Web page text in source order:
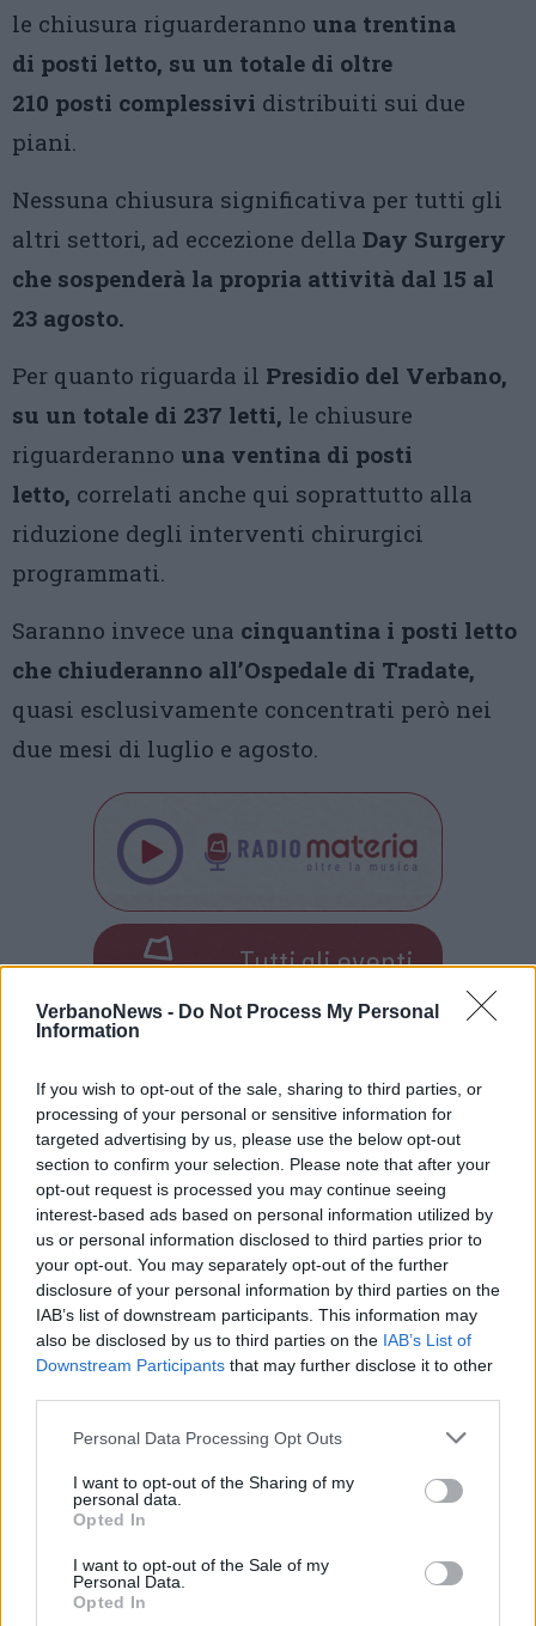
VerbanoNews - Do Not Process My Personal
Information
If you wish to opt-out of the sale, sharing to third parties, or
processing of your personal or sensitive information for
targeted advertising by us, please use the below opt-out
section to confirm your selection. Please note that after your
opt-out request is processed you may continue seeing
interest-based ads based on personal information utilized by
us or personal information disclosed to third parties prior to
your opt-out. You may separately opt-out of the further
disclosure of your personal information by third parties on the
IAB’s list of downstream participants. This information may
also be disclosed by us to third parties on the IAB’s List of
Downstream Participants that may further disclose it to other
Personal Data Processing Opt Outs
I want to opt-out of the Sharing of my
personal data.
Opted In
I want to opt-out of the Sale of my
Personal Data.
Opted In
le chiusura riguarderanno una trentina
di posti letto, su un totale di oltre
210 posti complessivi distribuiti sui due
piani.
Nessuna chiusura significativa per tutti gli
altri settori, ad eccezione della Day Surgery
che sospenderà la propria attività dal 15 al
23 agosto.
Per quanto riguarda il Presidio del Verbano,
su un totale di 237 letti, le chiusure
riguarderanno una ventina di posti
letto, correlati anche qui soprattutto alla
riduzione degli interventi chirurgici
programmati.
Saranno invece una cinquantina i posti letto
che chiuderanno all’Ospedale di Tradate,
quasi esclusivamente concentrati però nei
due mesi di luglio e agosto.
Via Confalonieri, 5
Castronno
Tutti gli eventi
diagosto
PIÙ INFORMAZIONI SU
ospedale del ponte
ospedale di circolo
ospedale di cittiglio
ospedale di tradate
riduzione posti letto ospedali
luino
LEGGI GLI ALTRI ARTICOLI DI
SALUTE